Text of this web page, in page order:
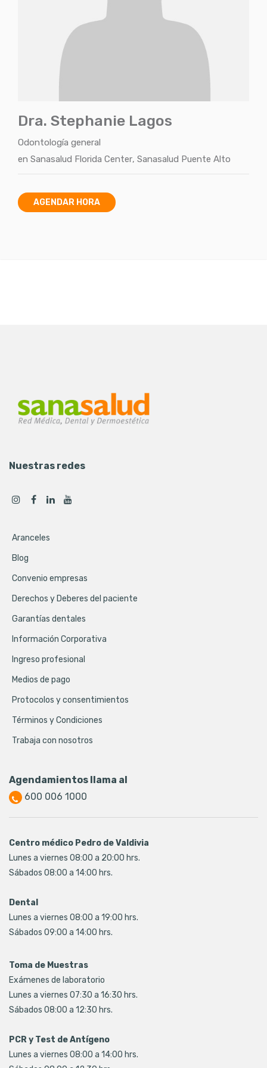
Dra. Stephanie Lagos
Odontología general
en Sanasalud Florida Center, Sanasalud Puente Alto
AGENDAR HORA
Nuestras redes
Aranceles
Blog
Convenio empresas
Derechos y Deberes del paciente
Garantías dentales
Información Corporativa
Ingreso profesional
Medios de pago
Protocolos y consentimientos
Términos y Condiciones
Trabaja con nosotros
Agendamientos llama al
600 006 1000
Centro médico Pedro de Valdivia
Lunes a viernes 08:00 a 20:00 hrs.
Sábados 08:00 a 14:00 hrs.
Dental
Lunes a viernes 08:00 a 19:00 hrs.
Sábados 09:00 a 14:00 hrs.
Toma de Muestras
Exámenes de laboratorio
Lunes a viernes 07:30 a 16:30 hrs.
Sábados 08:00 a 12:30 hrs.
PCR y Test de Antígeno
Lunes a viernes 08:00 a 14:00 hrs.